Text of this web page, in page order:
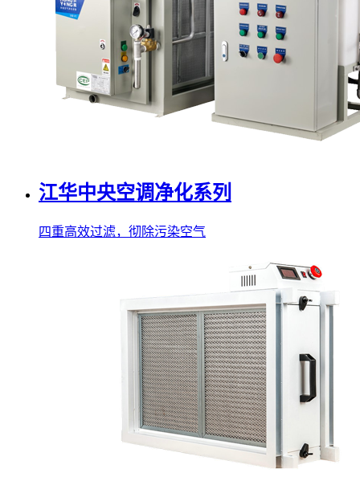
江华中央空调净化系列
四重高效过滤，彻除污染空气